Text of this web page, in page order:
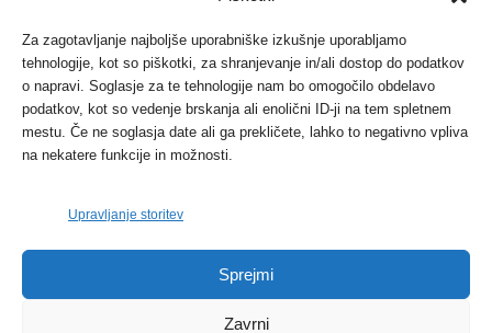
Za zagotavljanje najboljše uporabniške izkušnje uporabljamo
tehnologije, kot so piškotki, za shranjevanje in/ali dostop do podatkov
o napravi. Soglasje za te tehnologije nam bo omogočilo obdelavo
podatkov, kot so vedenje brskanja ali enolični ID-ji na tem spletnem
mestu. Če ne soglasja date ali ga prekličete, lahko to negativno vpliva
na nekatere funkcije in možnosti.
Upravljanje storitev
Sprejmi
Zavrni
Protest proti vetrnim elektrarnam na Ojstrici, v
svetu pa vedno bolj...
Dogodki 12. maja, 2017
Tožilstvo v Celovcu v korist elektrarnam
Verbund
FOTO: Razstava cvetličarskega mojstra Andreja
Dogodki 27. novembra, 2017